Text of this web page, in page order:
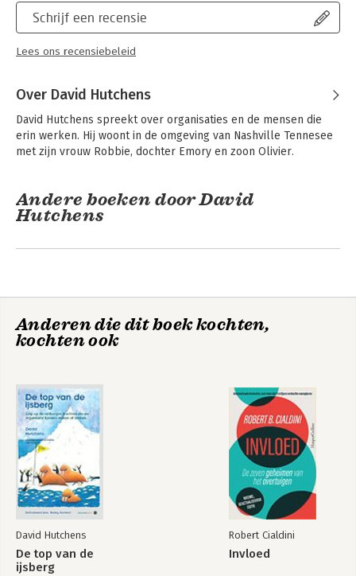
Junita Brown en David Isaacs, bedenkers van: The World Café
geïnspireerd de dialoog centraal te stellen in onze collegiale
impuls gegeven.'
Schrijf een recensie
Lees ons recensiebeleid
Over David Hutchens
David Hutchens spreekt over organisaties en de mensen die
erin werken. Hij woont in de omgeving van Nashville Tennesee
met zijn vrouw Robbie, dochter Emory en zoon Olivier.
Andere boeken door David
Hutchens
De top van de
ijsberg
Bekijk alle boeken
Anderen die dit boek kochten,
kochten ook
David Hutchens
De top van de
ijsberg
Robert Cialdini
Invloed